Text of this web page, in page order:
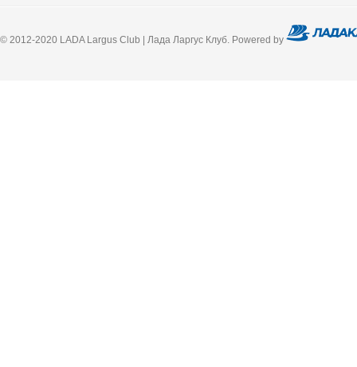
© 2012-2020 LADA Largus Club | Лада Ларгус Клуб. Powered by